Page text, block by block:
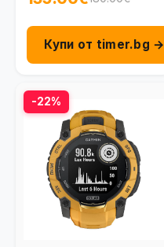
Купи от timer.bg →
-22%